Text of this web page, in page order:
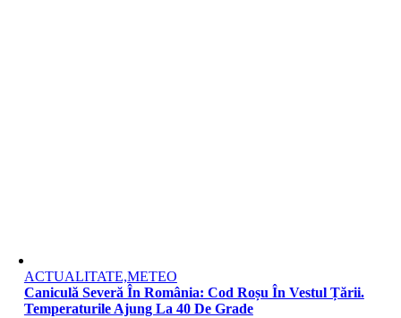
ACTUALITATE,METEO
Caniculă Severă În România: Cod Roșu În Vestul Țării.
Temperaturile Ajung La 40 De Grade